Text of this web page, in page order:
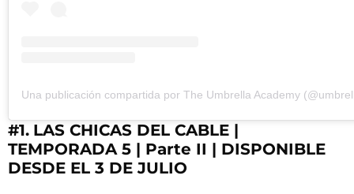
Una publicación compartida por The Umbrella Academy
#1. LAS CHICAS DEL CABLE |
TEMPORADA 5 | Parte II | DISPONIBLE
DESDE EL 3 DE JULIO